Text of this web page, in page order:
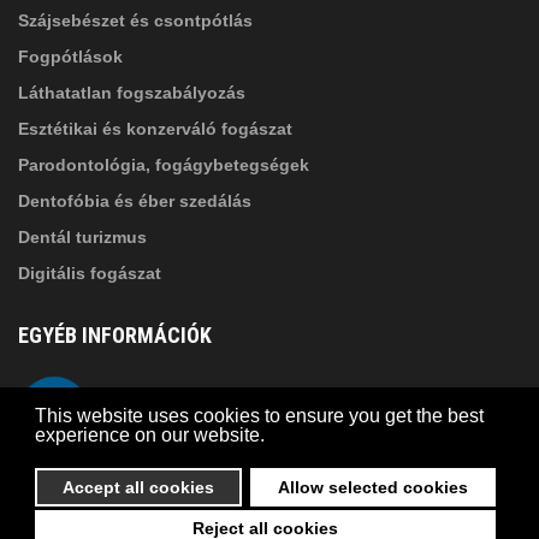
This website uses cookies to ensure you get the best
experience on our website.
Reject all cookies
Allow selected cookies
Accept all cookies
Szájsebészet és csontpótlás
Fogpótlások
Láthatatlan fogszabályozás
Esztétikai és konzerváló fogászat
Parodontológia, fogágybetegségek
Dentofóbia és éber szedálás
Dentál turizmus
Digitális fogászat
EGYÉB INFORMÁCIÓK
Adatkezelési szabályzat
Kapcsolat
Telefon